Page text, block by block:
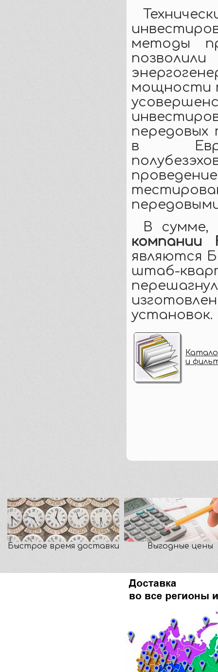
методы
мощности
передовых
в
В сумме,
компании
являются
штаб-
установок.
и
Быстрое время доставки Выгодные цены